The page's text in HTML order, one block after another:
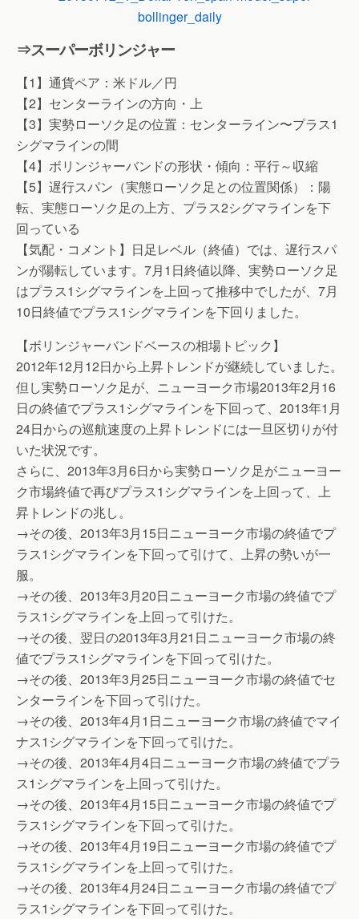
⇒スーパーボリンジャー
【1】通貨ペア：米ドル／円
【2】センターラインの方向・上
【3】実勢ローソク足の位置：センターライン〜プラス1
シグマラインの間
【4】ボリンジャーバンドの形状・傾向：平行～収縮
【5】遅行スパン（実態ローソク足との位置関係）：陽
転、実態ローソク足の上方、プラス2シグマラインを下
回っている
【気配・コメント】日足レベル（終値）では、遅行スパ
ンが陽転しています。7月1日終値以降、実勢ローソク足
はプラス1シグマラインを上回って推移中でしたが、7月
10日終値でプラス1シグマラインを下回りました。
【ボリンジャーバンドベースの相場トピック】
2012年12月12日から上昇トレンドが継続していました。
但し実勢ローソク足が、ニューヨーク市場2013年2月16
日の終値でプラス1シグマラインを下回って、2013年1月
24日からの巡航速度の上昇トレンドには一旦区切りが付
いた状況です。
さらに、2013年3月6日から実勢ローソク足がニューヨー
ク市場終値で再びプラス1シグマラインを上回って、上
昇トレンドの兆し。
→その後、2013年3月15日ニューヨーク市場の終値でプ
ラス1シグマラインを下回って引けて、上昇の勢いが一
服。
→その後、2013年3月20日ニューヨーク市場の終値でプ
ラス1シグマラインを上回って引けた。
→その後、翌日の2013年3月21日ニューヨーク市場の終
値でプラス1シグマラインを下回って引けた。
→その後、2013年3月25日ニューヨーク市場の終値でセ
ンターラインを下回って引けた。
→その後、2013年4月1日ニューヨーク市場の終値でマイ
ナス1シグマラインを下回って引けた。
→その後、2013年4月4日ニューヨーク市場の終値でプラ
ス1シグマラインを上回って引けた。
→その後、2013年4月15日ニューヨーク市場の終値でプ
ラス1シグマラインを下回って引けた。
→その後、2013年4月19日ニューヨーク市場の終値でプ
ラス1シグマラインを上回って引けた。
→その後、2013年4月24日ニューヨーク市場の終値でプ
ラス1シグマラインを下回って引けた。